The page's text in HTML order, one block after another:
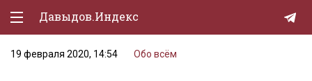
Давыдов.Индекс
Политическая жизнь
19 февраля 2020, 14:54 Обо всём